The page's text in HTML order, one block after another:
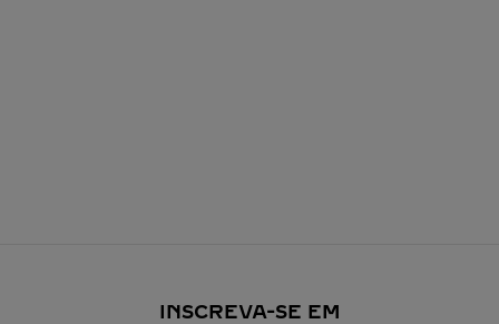
INSCREVA-SE EM